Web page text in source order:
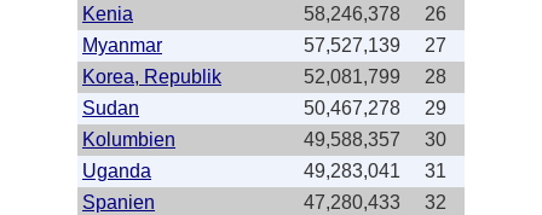
Kenia
58,246,378
26
Myanmar
57,527,139
27
Korea, Republik
52,081,799
28
Sudan
50,467,278
29
Kolumbien
49,588,357
30
Uganda
49,283,041
31
Spanien
47,280,433
32